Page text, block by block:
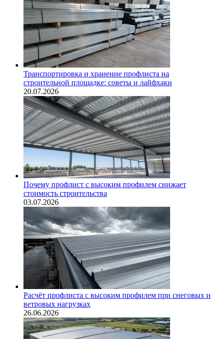
Транспортировка и хранение профлиста на
строительной площадке: советы и лайфхаки
20.07.2026
Почему профлист с высоким профилем снижает
стоимость строительства
03.07.2026
Расчёт профлиста с высоким профилем при снеговых и
ветровых нагрузках
26.06.2026